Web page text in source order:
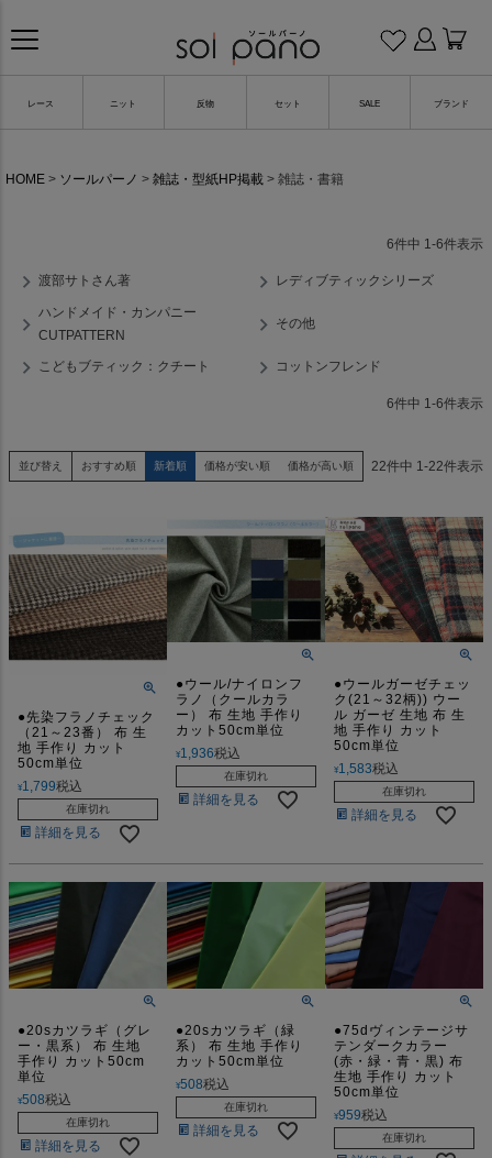
レース ニット 反物 セット SALE ブランド
HOME ソールパーノ 雑誌・型紙HP掲載 雑誌・書籍
6件中 1 -6件表示
渡部サトさん著 レディブティックシリーズ
ハンドメイド・カンパニー
CUTPATTERN
その他
こどもブティック：クチート コットンフレンド
6件中 1-6件表示
並び替え おすすめ順 新着順 価格が安い順 価格が高い順 22件中 1 -22件表示
●先染フラノチェック
（21～23番） 布 生
地 手作り カット
50cm単位
¥1,799税込
在庫切れ
詳細を見る
●ウール/ナイロンフ
ラノ（クールカラ
ー） 布 生地 手作り
カット50cm単位
¥1,936税込
在庫切れ
詳細を見る
●ウールガーゼチェッ
ク(21～32柄)) ウー
ル ガーゼ 生地 布 生
地 手作り カット
50cm単位
¥1,583税込
在庫切れ
詳細を見る
●20sカツラギ（グレ
ー・黒系） 布 生地
手作り カット50cm
単位
¥508税込
在庫切れ
詳細を見る
●20sカツラギ（緑
系） 布 生地 手作り
カット50cm単位
¥508税込
在庫切れ
詳細を見る
●75dヴィンテージサ
テンダークカラー
(赤・緑・青・黒) 布
生地 手作り カット
50cm単位
¥959税込
在庫切れ